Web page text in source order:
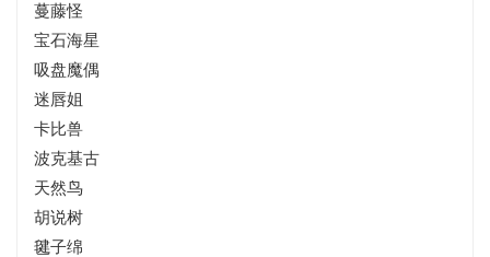
蔓藤怪
宝石海星
吸盘魔偶
迷唇姐
卡比兽
波克基古
天然鸟
胡说树
毽子绵